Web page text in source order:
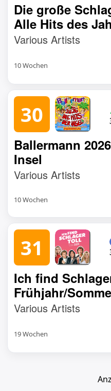
Die große
Alle Hits des
Various Artists
10 Wochen
30
Ballermann
Insel
Various Artists
10 Wochen
31
Ich find
Frühjahr/
Various Artists
19 Wochen